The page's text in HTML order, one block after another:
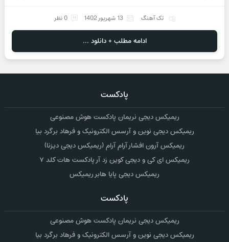
تک آهنگ 13 شهریور 1402 0 نظر
ادامه مطلب + دانلود ...
پادکست
ریمیکس دیجی نریمان پادکست هوش مصنوعی
ریمیکس دیجی نوین و آرسس الکترونیک و فرهاد برگرد بیا
ریمیکس آرون افشار آرام آرام (ریمیکس دیجی دیزنا)
ریمیکس ای کی و دیجی کوین زد آر پادکست هات کلد ۷
ریمیکس دیجی پایا هابر ریمیکس
پادکست
ریمیکس دیجی نریمان پادکست هوش مصنوعی
ریمیکس دیجی نوین و آرسس الکترونیک و فرهاد برگرد بیا